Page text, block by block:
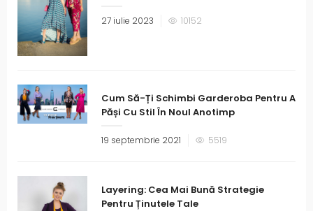
27 iulie 2023 10152
Cum Să-Ți Schimbi Garderoba Pentru A
Păși Cu Stil În Noul Anotimp
19 septembrie 2021 5519
Layering: Cea Mai Bună Strategie
Pentru Ținutele Tale